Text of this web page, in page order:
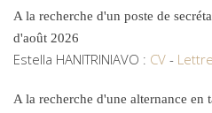
A la recherche d'un poste de
d'août 2026
Estella HANITRINIAVO : CV -
A la recherche d'une alternance en